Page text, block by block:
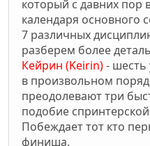
который с давних пор
календаря основного
7 различных
разберем более
Кейрин (Keirin)- шесть
в произвольном
преодолевают три
подобие
Побеждает тот кто
финиша.